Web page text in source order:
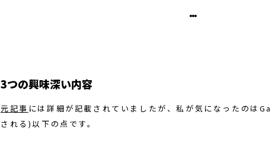
3つの興味深い内容
元記事 には詳細が記載されていましたが、私が気になったのは
される)以下の点です。